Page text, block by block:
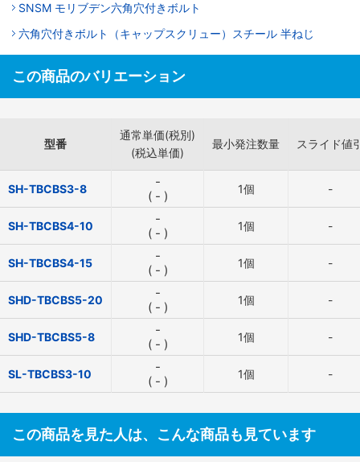
SNSM モリブデン六角穴付きボルト
六角穴付きボルト（キャップスクリュー）スチール 半ねじ
この商品のバリエーション
型番
通常単価(税別)
(税込単価)
最小発注数量 スライド値
SH-TBCBS3-8
-
( - ) 1個 -
SH-TBCBS4-10
-
( - ) 1個 -
SH-TBCBS4-15
-
( - ) 1個 -
SHD-TBCBS5-20
-
( - ) 1個 -
SHD-TBCBS5-8
-
( - ) 1個 -
SL-TBCBS3-10
-
( - ) 1個 -
この商品を見た人は、こんな商品も見ています